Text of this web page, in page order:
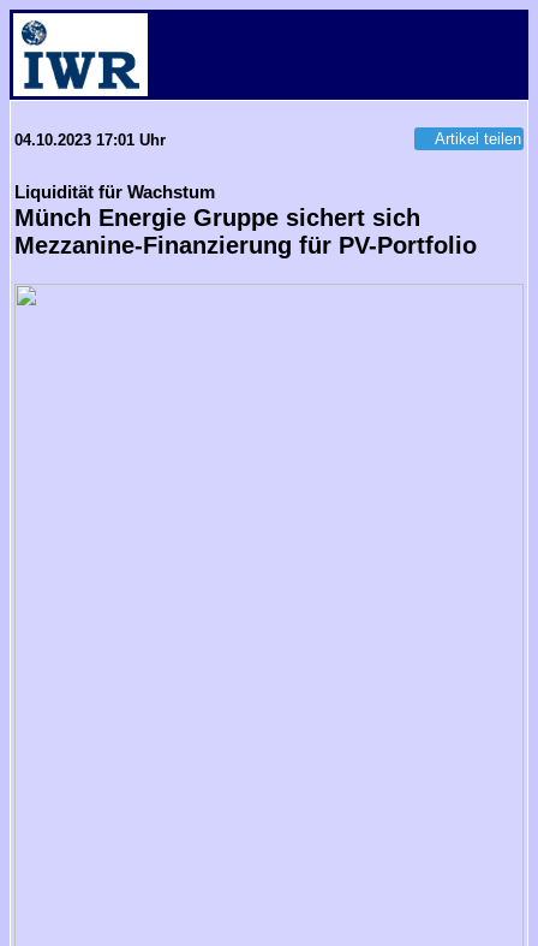
04.10.2023 17:01 Uhr Artikel teilen
Liquidität für Wachstum
Münch Energie Gruppe sichert sich
Mezzanine-Finanzierung für PV-Portfolio